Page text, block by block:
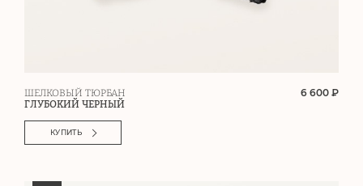
ШЕЛКОВЫЙ ТЮРБАН
ГЛУБОКИЙ ЧЕРНЫЙ
6 600 ₽
КУПИТЬ